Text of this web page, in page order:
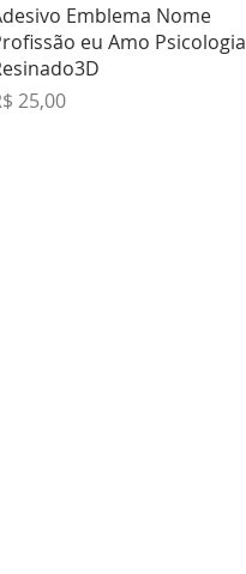
Visualização rápida
Emblema Nome
eu Amo Psicologia
25,00